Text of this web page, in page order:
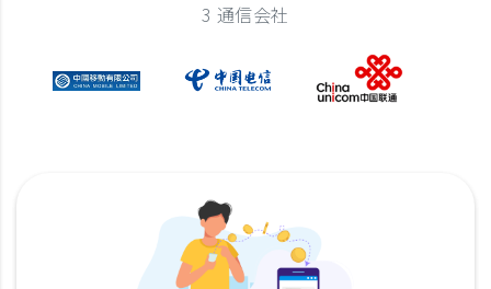
3 通信会社